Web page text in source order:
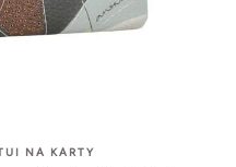
NA KARTY